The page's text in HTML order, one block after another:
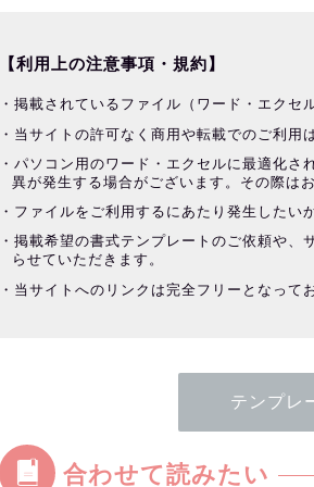
【利用上の注意事項・規約】
掲載されているファイル（ワード・エクセ
当サイトの許可なく商用や転載でのご利用
パソコン用のワード・エクセルに最適化さ
異が発生する場合がございます。その際は
ファイルをご利用するにあたり発生したい
掲載希望の書式テンプレートのご依頼や、
らせていただきます。
当サイトへのリンクは完全フリーとなって
テンプレ